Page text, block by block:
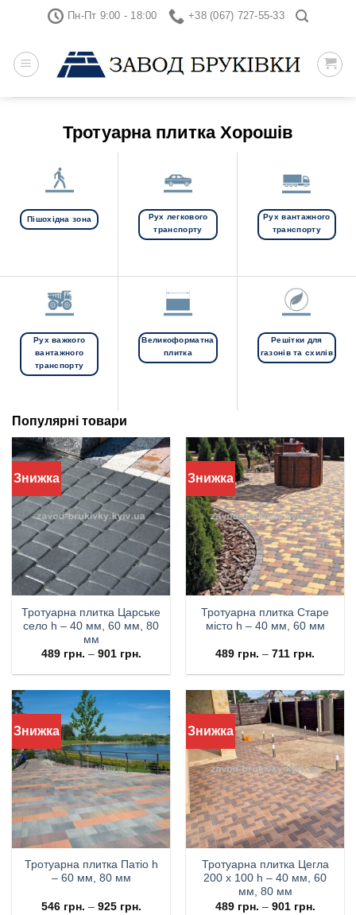
content
Пн-Пт 9:00 - 18:00 +38 (067) 727-55-33
Тротуарна плитка Хорошів
Пішохідна зона
Рух легкового
транспорту
Рух вантажного
транспорту
Рух важкого
вантажного
транспорту
Великоформатна
плитка
Решітки для
газонів та схилів
Популярні товари
Знижка
Тротуарна плитка Царське
село h – 40 мм, 60 мм, 80
мм
489 грн. – 901 грн.
Знижка
Тротуарна плитка Старе
місто h – 40 мм, 60 мм
489 грн. – 711 грн.
Знижка
Тротуарна плитка Патіо h
– 60 мм, 80 мм
546 грн. – 925 грн.
Знижка
Тротуарна плитка Цегла
200 х 100 h – 40 мм, 60
мм, 80 мм
489 грн. – 901 грн.